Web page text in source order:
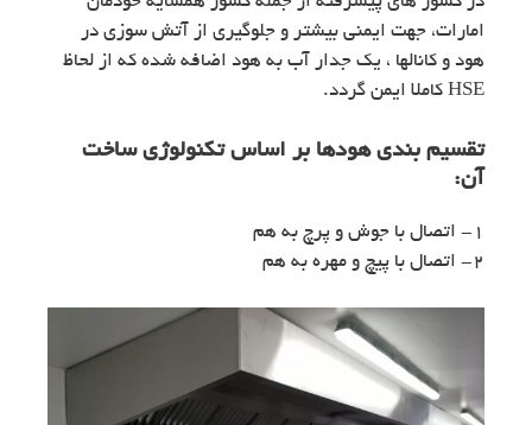
امارات، جهت ایمنی بیشتر و جلوگیری از آتش سوزی در
هود و کانالها ، یک جدار آب به هود اضافه شده که از لحاظ
HSE کاملا ایمن گردد.
تقسیم بندی هودها بر اساس تکنولوژی ساخت
آن:
۱- اتصال با جوش و پرچ به هم
۲- اتصال با پیچ و مهره به هم